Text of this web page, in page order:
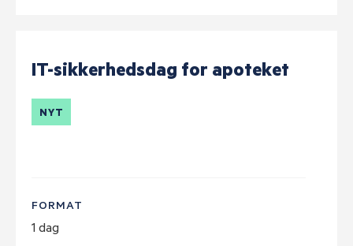
IT-sikkerhedsdag for apoteket
NYT
FORMAT
1 dag